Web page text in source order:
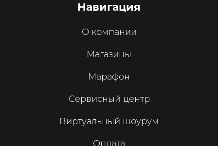
Навигация
О компании
Магазины
Марафон
Сервисный центр
Виртуальный шоурум
Оплата